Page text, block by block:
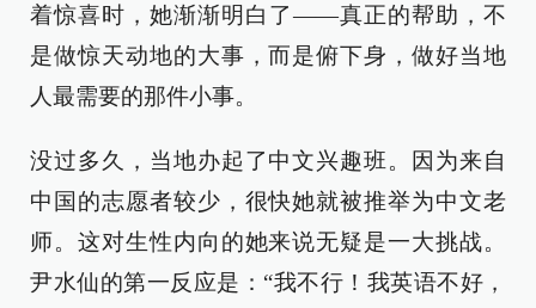
着惊喜时，她渐渐明白了——真正的帮助，不
是做惊天动地的大事，而是俯下身，做好当地
人最需要的那件小事。
没过多久，当地办起了中文兴趣班。因为来自
中国的志愿者较少，很快她就被推举为中文老
师。这对生性内向的她来说无疑是一大挑战。
尹水仙的第一反应是：“我不行！我英语不好，